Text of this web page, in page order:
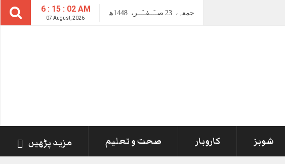
6 : 15 : 02 AM
07 August, 2026
جمعہ، 23 صــَــفــَــر، 1448ھ
شوبز کاروبار صحت و تعلیم مزید پڑھیں